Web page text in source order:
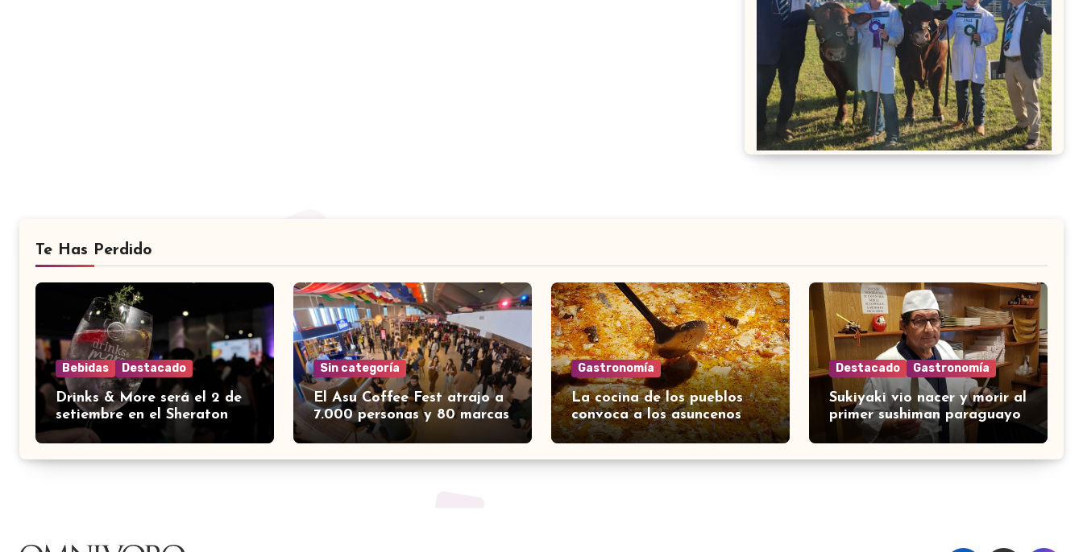
Te Has Perdido
Bebidas Destacado
Drinks & More será el 2 de
setiembre en el Sheraton
Sin categoría
El Asu Coffee Fest atrajo a
7.000 personas y 80 marcas
Gastronomía
La cocina de los pueblos
convoca a los asuncenos
Destacado Gastronomía
Sukiyaki vio nacer y morir al
primer sushiman paraguayo